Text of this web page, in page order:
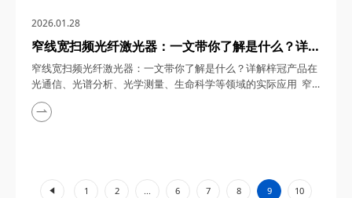
2026.01.28
窄线宽扫频光纤激光器：一文带你了解是什么？详解
梓冠产品在光通信、光谱分析、光学测量、生命科学
等领域的实际应用
窄线宽扫频光纤激光器：一文带你了解是什么？详解梓冠产品在
光通信、光谱分析、光学测量、生命科学等领域的实际应用 窄
线宽扫频光纤激光器，在5G/6G光通信、高精度光谱分析、量子
传感等前沿领域，凭借其亚千赫兹级线宽、兆赫兹级扫频速率及
1 2 6 7 8 9 10